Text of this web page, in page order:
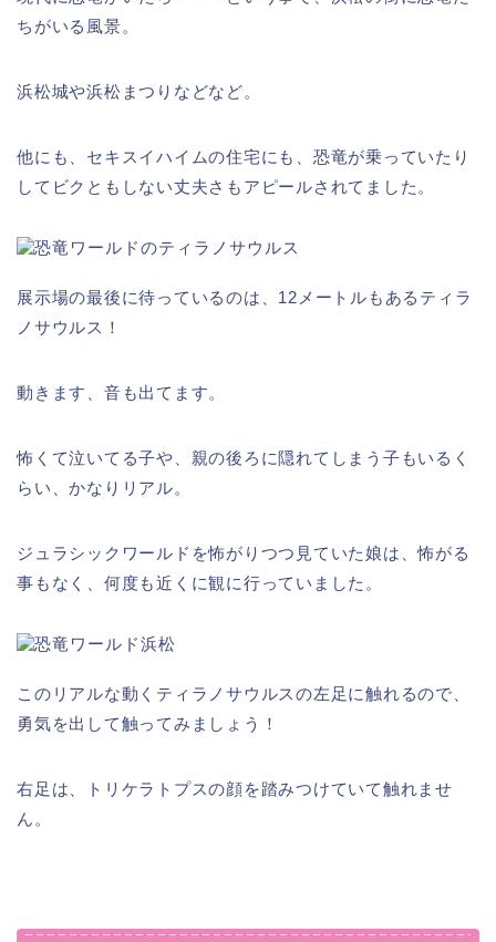
ちがいる風景。
浜松城や浜松まつりなどなど。
他にも、セキスイハイムの住宅にも、恐竜が乗っていたり
してビクともしない丈夫さもアピールされてました。
展示場の最後に待っているのは、12メートルもあるティラ
ノサウルス！
動きます、音も出てます。
怖くて泣いてる子や、親の後ろに隠れてしまう子もいるく
らい、かなりリアル。
ジュラシックワールドを怖がりつつ見ていた娘は、怖がる
事もなく、何度も近くに観に行っていました。
このリアルな動くティラノサウルスの左足に触れるので、
勇気を出して触ってみましょう！
右足は、トリケラトプスの顔を踏みつけていて触れませ
ん。